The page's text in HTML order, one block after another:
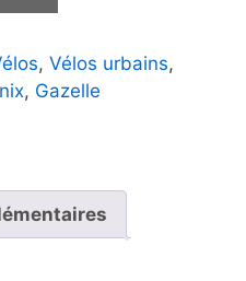
, Vélos urbains,
, Gazelle